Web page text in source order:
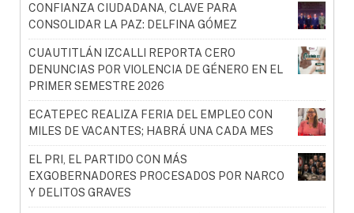
CONFIANZA CIUDADANA, CLAVE PARA
CONSOLIDAR LA PAZ: DELFINA GÓMEZ
CUAUTITLÁN IZCALLI REPORTA CERO
DENUNCIAS POR VIOLENCIA DE GÉNERO EN EL
PRIMER SEMESTRE 2026
ECATEPEC REALIZA FERIA DEL EMPLEO CON
MILES DE VACANTES; HABRÁ UNA CADA MES
EL PRI, EL PARTIDO CON MÁS
EXGOBERNADORES PROCESADOS POR NARCO
Y DELITOS GRAVES